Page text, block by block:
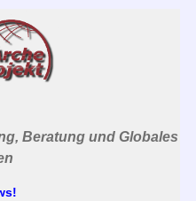
Beratung und Globales